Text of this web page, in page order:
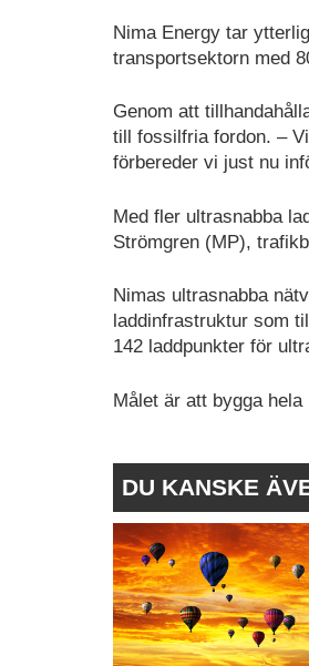
Nima Energy tar
transportsektorn med
Genom att
till fossilfria fordon. –
förbereder vi just nu
Med fler ultrasnabba
Strömgren (MP),
Nimas ultrasnabba
laddinfrastruktur som
142 laddpunkter för
Målet är att bygga
DU KANSKE